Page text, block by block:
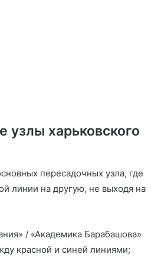
узлы харьковского
пересадочных узла, где
линии на другую, не выходя на
/ «Академика Барабашова»
красной и синей линиями;